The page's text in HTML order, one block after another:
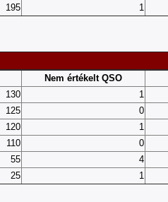
195 1
Nem értékelt QSO
130 1
125 0
120 1
110 0
55 4
25 1